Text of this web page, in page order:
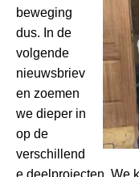
beweging
dus. In de
volgende
nieuwsbriev
en zoemen
we dieper in
op de
verschillend
e deelprojecten. We